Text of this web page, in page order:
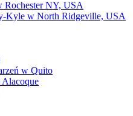
Rochester NY, USA
Kyle w North Ridgeville, USA
w Quito
Alacoque